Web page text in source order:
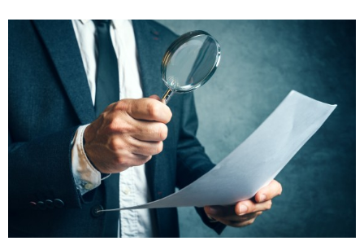
moet blijken met welke partijen Wilders tot een coalitie kan komen
en welke plannen standhouden, is de eerste reactie vanuit de
filantropische sector pessimistisch. Vooral vluchtelingen- en
klimaatorganisaties maken zich zorgen.